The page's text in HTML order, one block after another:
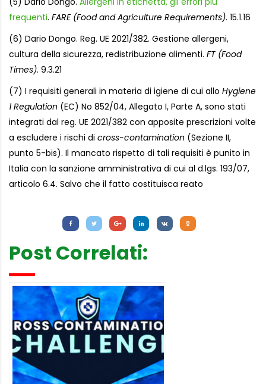
frequenti. FARE (Food and Agriculture Requirements). 15.1.16
(6) Dario Dongo. Reg. UE 2021/382. Gestione allergeni,
cultura della sicurezza, redistribuzione alimenti. FT (Food
Times). 9.3.21
(7) I requisiti generali in materia di igiene di cui allo Hygiene
1 Regulation (EC) No 852/04, Allegato I, Parte A, sono stati
integrati dal reg. UE 2021/382 con apposite prescrizioni volte
a escludere i rischi di cross-contamination (Sezione II,
punto 5-bis). Il mancato rispetto di tali requisiti è punito in
Italia con la sanzione amministrativa di cui al d.lgs. 193/07,
articolo 6.4. Salvo che il fatto costituisca reato
Post Correlati: